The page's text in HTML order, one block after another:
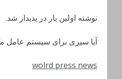
نوشته اولین بار در پدیدار شد.
آیا سیری برای سیستم
wolrd press news